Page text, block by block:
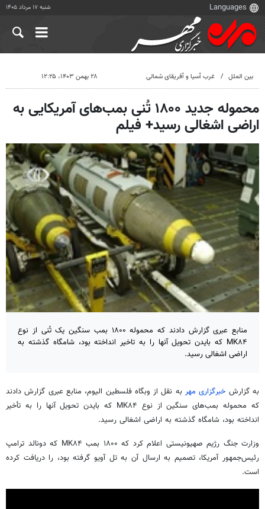
شنبه ۱۷ مرداد ۱۴۰۵
بین الملل غرب آسیا و آفریقای شمالی ۲۸ بهمن ۱۴۰۳، ۱۲:۲۵
محموله جدید ۱۸۰۰ تُنی بمب‌های‌ آمریکایی به
اراضی اشغالی رسید+ فیلم
منابع عبری گزارش دادند که محموله ۱۸۰۰ بمب‌ سنگین یک تُنی از نوع
MK۸۴ که بایدن تحویل آنها را به تاخیر انداخته بود، شامگاه گذشته به
اراضی اشغالی رسید.
به گزارش خبرگزاری مهربه نقل از وبگاه فلسطین الیوم، منابع عبری گزارش دادند
که محموله بمب‌های سنگین از نوع MK۸۴ که بایدن تحویل آنها را به تأخیر
انداخته بود، شامگاه گذشته به اراضی اشغالی رسید.
وزارت جنگ رژیم صهیونیستی اعلام کرد که ۱۸۰۰ بمب MK۸۴ که دونالد ترامپ
رئیس‌جمهور آمریکا، تصمیم به ارسال آن به تل آویو گرفته بود، را دریافت کرده
است.